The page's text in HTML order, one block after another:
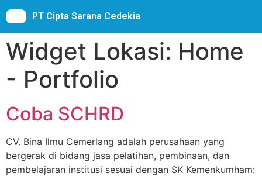
PT Cipta Sarana Cedekia
Widget Lokasi: Home
- Portfolio
Coba SCHRD
CV. Bina Ilmu Cemerlang adalah perusahaan yang
bergerak di bidang jasa pelatihan, pembinaan, dan
pembelajaran institusi sesuai dengan SK Kemenkumham: